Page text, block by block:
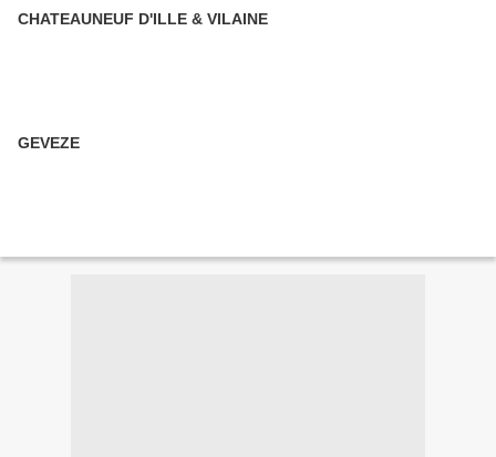
CHATEAUNEUF D'ILLE & VILAINE
GEVEZE